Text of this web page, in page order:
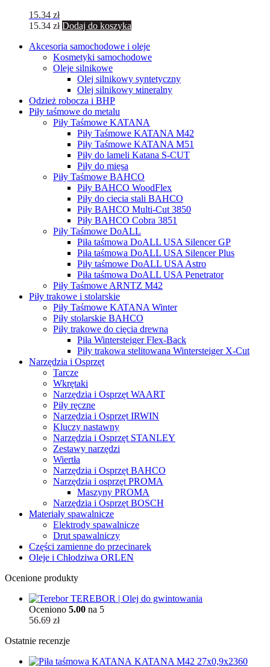
15.34 zł
15.34 zł Dodaj do koszyka
Akcesoria samochodowe i oleje
Kosmetyki samochodowe
Oleje silnikowe
Olej silnikowy syntetyczny
Оlej silnikowy мineralny
Odzież robocza i BHP
Piły taśmowe do metalu
Piły Taśmowe KATANA
Piły Taśmowe KATANA M42
Piły Taśmowe KATANA M51
Piły do lameli Katana S-CUT
Piły do mięsa
Piły Taśmowe BAHCO
Piły BAHCO WoodFlex
Piły do ciecia stali BAHCO
Piły BAHCO Multi-Cut 3850
Piły BAHCO Cobra 3851
Piły Taśmowe DoALL
Piła taśmowa DoALL USA Silencer GP
Piła taśmowa DoALL USA Silencer Plus
Piły taśmowe DoALL USA Astro
Piła taśmowa DoALL USA Penetrator
Piły Taśmowe ARNTZ M42
Piły trakowe i stolarskie
Piły Taśmowe KATANA Winter
Piły stolarskie BAHCO
Piły trakowe do cięcia drewna
Piła Wintersteiger Flex-Back
Piły trakowa stelitowana Wintersteiger X-Cut
Narzędzia i Osprzęt
Tarcze
Wkrętaki
Narzędzia i Osprzęt WAART
Piły ręczne
Narzędzia i Osprzęt IRWIN
Kluczy nastawny
Narzędzia i Osprzęt STANLEY
Zestawy narzędzi
Wiertła
Narzędzia i Osprzęt BAHCO
Narzędzia i osprzęt PROMA
Maszyny PROMA
Narzędzia i Osprzęt BOSCH
Materiały spawalnicze
Elektrody spawalnicze
Drut spawalniczy
Części zamienne do przecinarek
Oleje i Chłodziwa ORLEN
Ocenione produkty
TEREBOR | Olej do gwintowania
Oceniono 5.00 na 5
56.69 zł
Ostatnie recenzje
KATANA M42 27x0,9x2360